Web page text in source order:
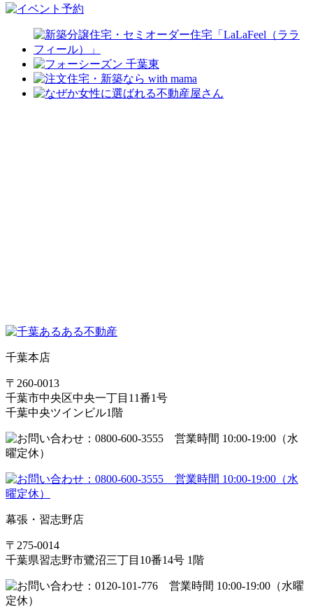
千葉本店
〒260-0013
千葉市中央区中央一丁目11番1号
千葉中央ツインビル1階
幕張・習志野店
〒275-0014
千葉県習志野市鷺沼三丁目10番14号 1階